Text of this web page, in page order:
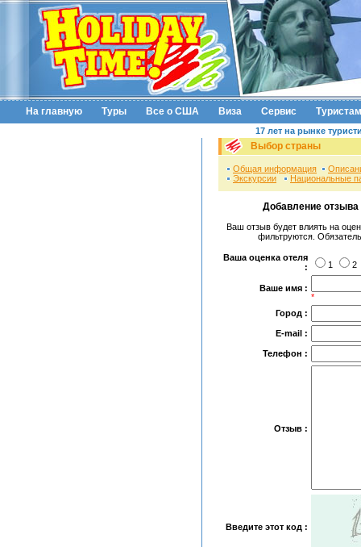
На главную Туры Все о США Виза Сервис Туристам
17 лет на рынке
Выбор страны
Общая информация
Экскурсии
Национальные
Добавление
Ваш отзыв будет влиять на
фильтруются.
Ваша оценка отеля
:
1 2
Ваше имя :
*
Город :
E-mail :
Телефон :
Отзыв :
Введите этот код :